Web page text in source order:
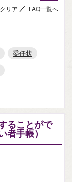
リア FAQ一覧へ
委任状
ることがで
者手帳）